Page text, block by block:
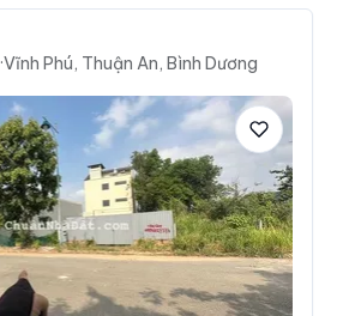
·Vĩnh Phú, Thuận An, Bình Dương